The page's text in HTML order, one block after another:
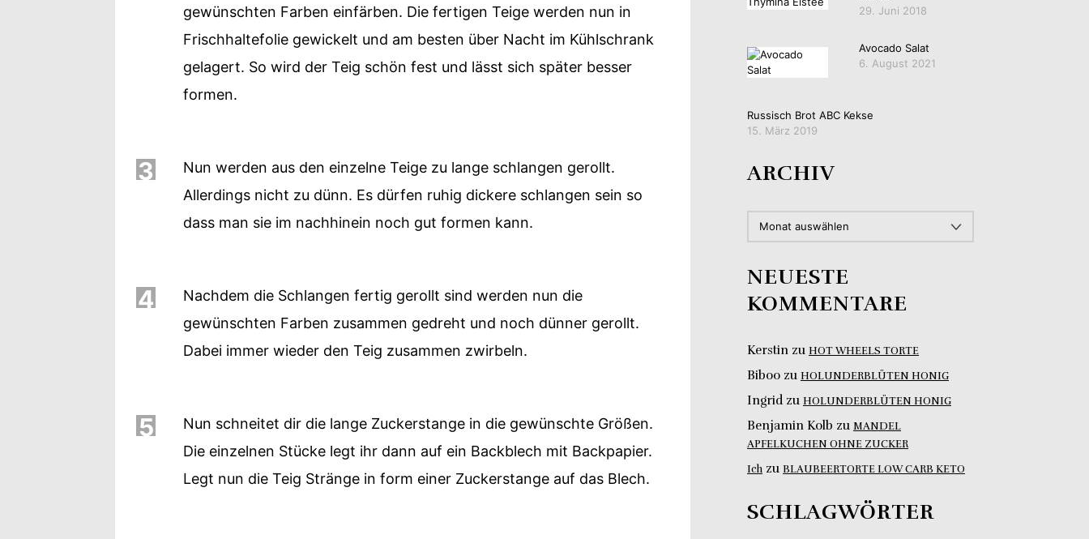
gewünschten Farben einfärben. Die fertigen Teige werden nun in
Frischhaltefolie gewickelt und am besten über Nacht im Kühlschrank
gelagert. So wird der Teig schön fest und lässt sich später besser
formen.
3
Nun werden aus den einzelne Teige zu lange schlangen gerollt.
Allerdings nicht zu dünn. Es dürfen ruhig dickere schlangen sein so
dass man sie im nachhinein noch gut formen kann.
4
Nachdem die Schlangen fertig gerollt sind werden nun die
gewünschten Farben zusammen gedreht und noch dünner gerollt.
Dabei immer wieder den Teig zusammen zwirbeln.
5
Nun schneitet dir die lange Zuckerstange in die gewünschte Größen.
Die einzelnen Stücke legt ihr dann auf ein Backblech mit Backpapier.
Legt nun die Teig Stränge in form einer Zuckerstange auf das Blech.
29. Juni 2018
Avocado Salat
6. August 2021
Russisch Brot ABC Kekse
15. März 2019
ARCHIV
NEUESTE
KOMMENTARE
Kerstin zu HOT WHEELS TORTE
Biboo zu HOLUNDERBLÜTEN HONIG
Ingrid zu HOLUNDERBLÜTEN HONIG
Benjamin Kolb zu MANDEL
APFELKUCHEN OHNE ZUCKER
Ich zu BLAUBEERTORTE LOW CARB KETO
SCHLAGWÖRTER